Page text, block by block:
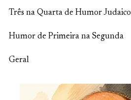
Três na Quarta de Humor Judaico
Humor de Primeira na Segunda
Geral